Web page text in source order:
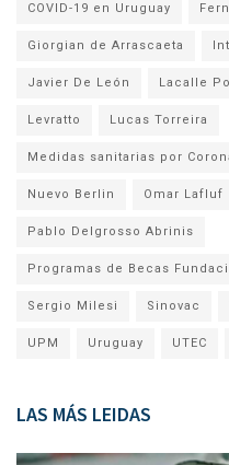
COVID-19 en Uruguay
Giorgian de Arrascaeta
Javier De León Lacalle
Levratto Lucas Torreira
Medidas sanitarias por
Nuevo Berlin Omar Lafluf
Pablo Delgrosso Abrinis
Programas de Becas
Sergio Milesi Sinovac
UPM Uruguay UTEC
LAS MÁS LEIDAS